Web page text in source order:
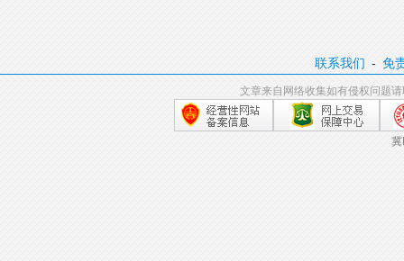
联系我们 -免
文章来自网络收集如有侵权问题